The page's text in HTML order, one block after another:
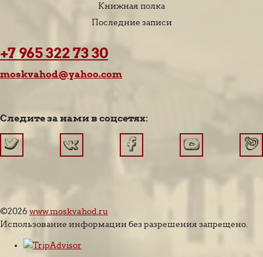
Книжная полка
Последние записи
+7 965 322 73 30
moskvahod@yahoo.com
Следите за нами в соцсетях:
©2026 www.moskvahod.ru
Использование информации без разрешения запрещено.